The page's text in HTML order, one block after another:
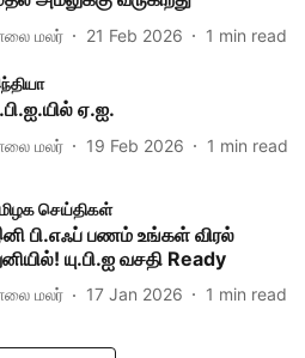
மலர் 21 Feb 2026 1 min read
ஏ.ஐ.
மலர் 19 Feb 2026 1 min read
செய்திகள்
பி.எஃப் பணம் உங்கள் விரல்
யு.பி.ஐ வசதி Ready
மலர் 17 Jan 2026 1 min read